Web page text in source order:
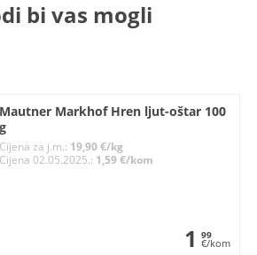
bi vas mogli
Mautner Markhof Hren ljut-oštar 100
g
Cijena za j.m.: 19,90 €/kg
Cijena 02.05.2025.: 1,59 €/kom
1 99
€/kom